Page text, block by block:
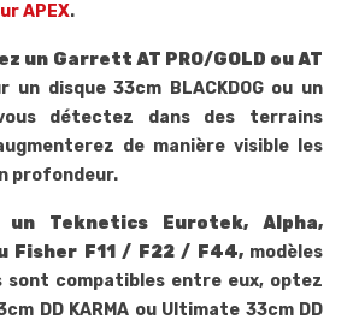
APEX.
un Garrett AT PRO/GOLD ou AT
un disque 33cm BLACKDOG ou un
détectez dans des terrains
de manière visible les
profondeur.
Teknetics Eurotek, Alpha,
Fisher F11 / F22 / F44,modèles
sont compatibles entre eux, optez
DD KARMA ou Ultimate 33cm DD